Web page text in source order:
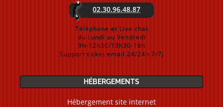
02.30.96.48.87
Téléphone et Live chat
du Lundi au Vendredi
9h-12h30/13h30-18h
Support ticket email 24/24h 7/7j
HÉBERGEMENTS
Hébergement site internet